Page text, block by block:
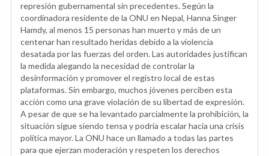
represión gubernamental sin precedentes. Según la
coordinadora residente de la ONU en Nepal, Hanna Singer
Hamdy, al menos 15 personas han muerto y más de un
centenar han resultado heridas debido a la violencia
desatada por las fuerzas del orden. Las autoridades justifican
la medida alegando la necesidad de controlar la
desinformación y promover el registro local de estas
plataformas. Sin embargo, muchos jóvenes perciben esta
acción como una grave violación de su libertad de expresión.
A pesar de que se ha levantado parcialmente la prohibición, la
situación sigue siendo tensa y podría escalar hacia una crisis
política mayor. La ONU hace un llamado a todas las partes
para que ejerzan moderación y respeten los derechos